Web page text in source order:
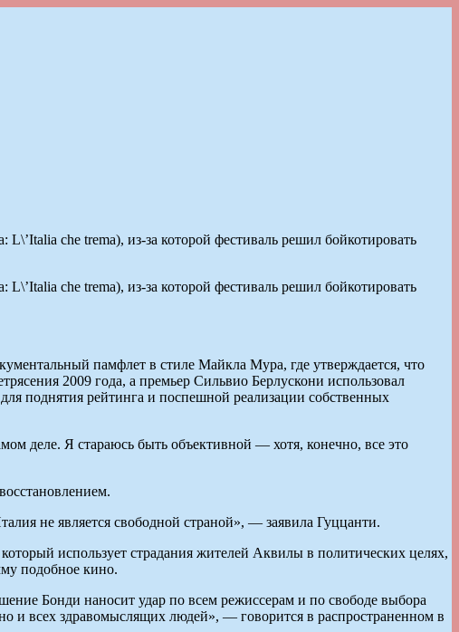
che trema), из-за которой фестиваль решил бойкотировать
che trema), из-за которой фестиваль решил бойкотировать
памфлет в стиле Майкла Мура, где утверждается, что
2009 года, а премьер Сильвио Берлускони использовал
поднятия рейтинга и поспешной реализации собственных
деле. Я стараюсь быть объективной — хотя, конечно, все это
не является свободной страной», — заявила Гуццанти.
использует страдания жителей Аквилы в политических целях,
подобное кино.
Бонди наносит удар по всем режиссерам и по свободе выбора
и всех здравомыслящих людей», — говорится в распространенном в